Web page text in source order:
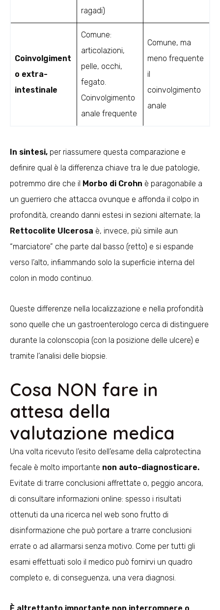
ragadi)
Coinvolgiment
o extra-
intestinale
Comune:
articolazioni,
pelle, occhi,
fegato.
Coinvolgimento
anale frequente
Comune, ma
meno frequente
il
coinvolgimento
anale
In sintesi, per riassumere questa comparazione e
definire qual è la differenza chiave tra le due patologie,
potremmo dire che il Morbo di Crohn è paragonabile a
un guerriero che attacca ovunque e affonda il colpo in
profondità, creando danni estesi in sezioni alternate; la
Rettocolite Ulcerosa è, invece, più simile aun
“marciatore” che parte dal basso (retto) e si espande
verso l’alto, infiammando solo la superficie interna del
colon in modo continuo.
Queste differenze nella localizzazione e nella profondità
sono quelle che un gastroenterologo cerca di distinguere
durante la colonscopia (con la posizione delle ulcere) e
tramite l’analisi delle biopsie.
Cosa NON fare in
attesa della
valutazione medica
Una volta ricevuto l’esito dell’esame della calprotectina
fecale è molto importante non auto-diagnosticare.
Evitate di trarre conclusioni affrettate o, peggio ancora,
di consultare informazioni online: spesso i risultati
ottenuti da una ricerca nel web sono frutto di
disinformazione che può portare a trarre conclusioni
errate o ad allarmarsi senza motivo. Come per tutti gli
esami effettuati solo il medico può fornirvi un quadro
completo e, di conseguenza, una vera diagnosi.
È altrettanto importante non interrompere o